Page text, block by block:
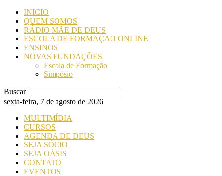
INICIO
QUEM SOMOS
RÁDIO MÃE DE DEUS
ESCOLA DE FORMAÇÃO ONLINE
ENSINOS
NOVAS FUNDAÇÕES
Escola de Formação
Simpósio
Buscar
sexta-feira, 7 de agosto de 2026
MULTIMÍDIA
CURSOS
AGENDA DE DEUS
SEJA SÓCIO
SEJA OÁSIS
CONTATO
EVENTOS